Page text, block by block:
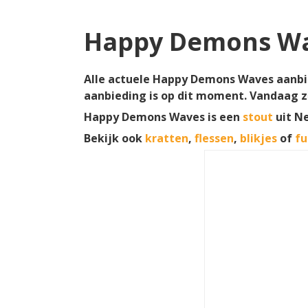
Happy Demons
Alle actuele Happy Demons Waves
aanbieding is op dit moment. Vandaag
Happy Demons Waves is een stout uit
Bekijk ook kratten, flessen, blikjes of